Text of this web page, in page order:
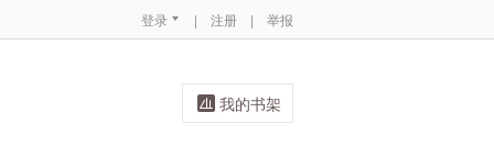
登录 | 注册 | 举报
我的书架